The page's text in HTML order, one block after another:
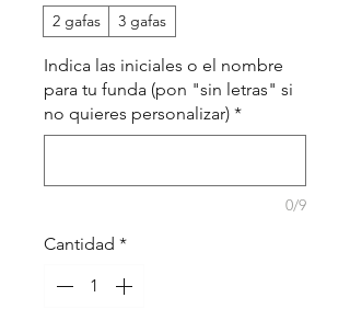
2 gafas 3 gafas
Indica las iniciales o el nombre
para tu funda (pon "sin letras" si
no quieres personalizar) *
0/9
Cantidad *